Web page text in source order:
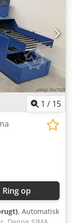
1 / 15
Ring op
, Automatisk